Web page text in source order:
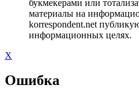
букмекерами или
материалы на
korrespondent.net
информационных целях.
X
Ошибка